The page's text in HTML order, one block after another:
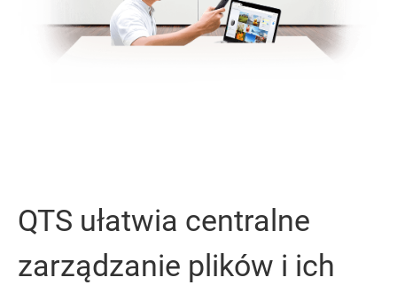
QTS ułatwia centralne
zarządzanie plików i ich